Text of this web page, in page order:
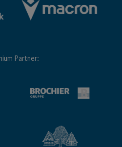
Partner: